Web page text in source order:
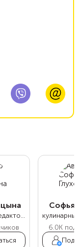
кулинарный редактор Food.ru
Софья
6.0K